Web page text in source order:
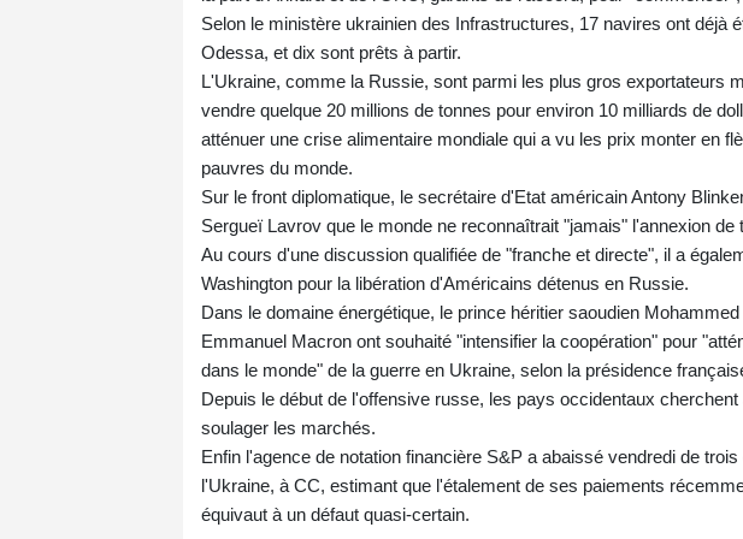
Selon le ministère ukrainien des Infrastructures, 17 navires ont déjà
Odessa, et dix sont prêts à partir.
L'Ukraine, comme la Russie, sont parmi les plus gros exportateurs
vendre quelque 20 millions de tonnes pour environ 10 milliards de
atténuer une crise alimentaire mondiale qui a vu les prix monter en
pauvres du monde.
Sur le front diplomatique, le secrétaire d'Etat américain Antony
Sergueï Lavrov que le monde ne reconnaîtrait "jamais" l'annexion
Au cours d'une discussion qualifiée de "franche et directe", il a
Washington pour la libération d'Américains détenus en Russie.
Dans le domaine énergétique, le prince héritier saoudien
Emmanuel Macron ont souhaité "intensifier la coopération" pour
dans le monde" de la guerre en Ukraine, selon la présidence
Depuis le début de l'offensive russe, les pays occidentaux
soulager les marchés.
Enfin l'agence de notation financière S&P a abaissé vendredi de
l'Ukraine, à CC, estimant que l'étalement de ses paiements
équivaut à un défaut quasi-certain.